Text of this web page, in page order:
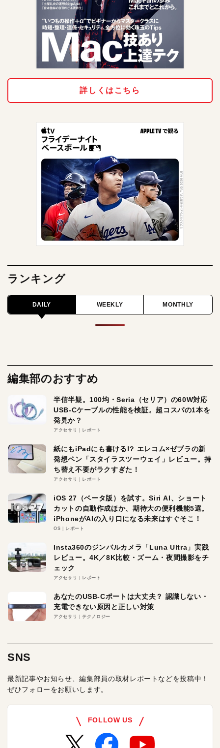
詳しくはこちら
ランキング
DAILY WEEKLY MONTHLY
編集部のおすすめ
半信半疑。100均・Seria（セリア）の60W対応
USB-Cケーブルの性能を検証。超コスパの1本を
発見か？
アクセサリ レポート
紙にもiPadにも書ける!? エレコム×ゼブラの新
発想ペン「スタイラスツーウェイ」レビュー。持
ち替え不要がラクすぎた！
アクセサリ レポート
iOS 27（ベータ版）を試す。Siri AI、ショート
カットの自動作成ほか、期待大の便利機能5選。
iPhoneがAIの入り口になる未来はすぐそこ！
OS レポート
Insta360のジンバルカメラ「Luna Ultra」実践
レビュー。4K／8K比較・ズーム・夜間撮影をチ
ェック
アクセサリ レポート
あなたのUSB-Cポートは大丈夫？ 認識しない・
充電できない原因と正しい対策
アクセサリ テクノロジー
SNS
最新記事やお知らせ、編集部員の取材レポートなどを投稿中！
ぜひフォローをお願いします。
FOLLOW US